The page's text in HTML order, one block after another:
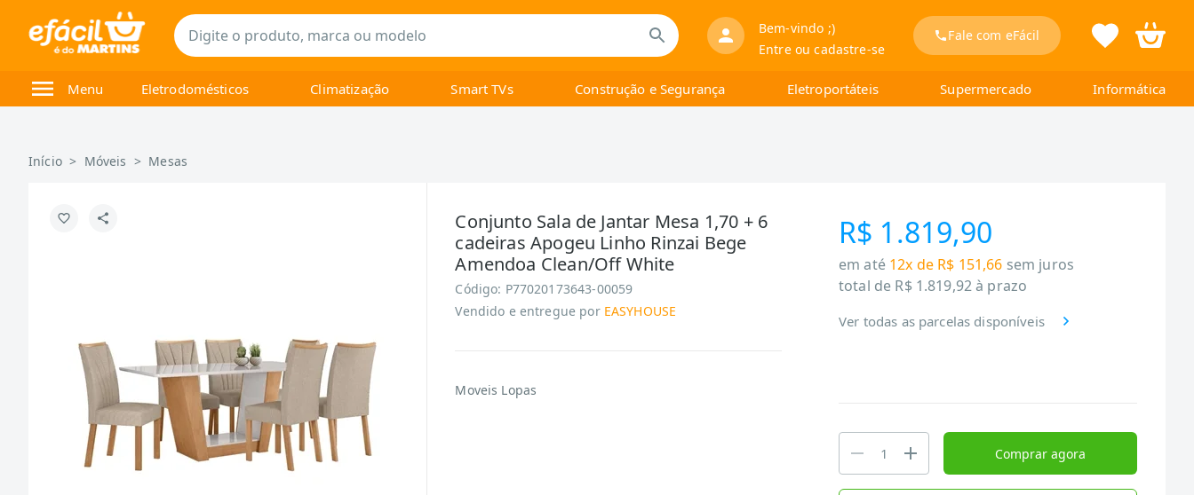
Bem-vindo ;)
Entre ou cadastre-se
Fale com eFácil
Menu Eletrodomésticos Climatização Smart TVs Construção e Segurança Eletroportáteis Supermercado Informática
Início > Móveis > Mesas
Conjunto Sala de Jantar Mesa 1,70 + 6
cadeiras Apogeu Linho Rinzai Bege
Amendoa Clean/Off White
Código: P77020173643-00059
Vendido e entregue por EASYHOUSE
Moveis Lopas
R$ 1.819,90
em até 12x de R$ 151,66 sem juros
total de R$ 1.819,92à prazo
Ver todas as parcelas disponíveis
Comprar agora